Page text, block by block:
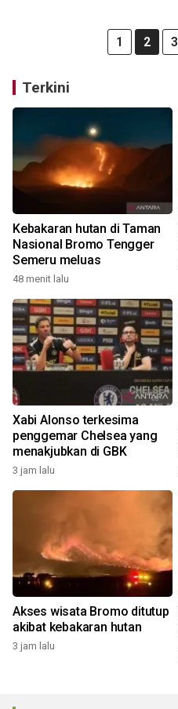
1 2 3
Terkini
Kebakaran hutan di Taman
Nasional Bromo Tengger
Semeru meluas
48 menit lalu
Xabi Alonso terkesima
penggemar Chelsea yang
menakjubkan di GBK
3 jam lalu
Akses wisata Bromo ditutup
akibat kebakaran hutan
3 jam lalu